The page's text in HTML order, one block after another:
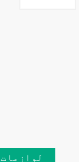
لوازمات